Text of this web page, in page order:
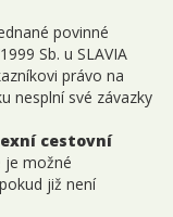
povinné
Sb. u SLAVIA
právo na
nesplní své závazky
cestovní
je možné
již není